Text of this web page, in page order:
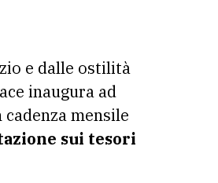
inaugura ad
mensile
sui tesori